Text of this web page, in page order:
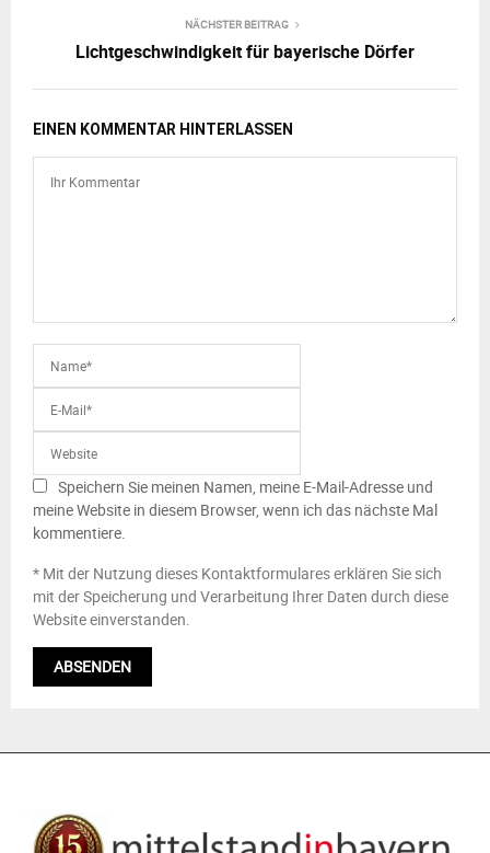
NÄCHSTER BEITRAG
Lichtgeschwindigkeit für bayerische Dörfer
EINEN KOMMENTAR HINTERLASSEN
Speichern Sie meinen Namen, meine E-Mail-Adresse und
meine Website in diesem Browser, wenn ich das nächste Mal
kommentiere.
* Mit der Nutzung dieses Kontaktformulares erklären Sie sich
mit der Speicherung und Verarbeitung Ihrer Daten durch diese
Website einverstanden.